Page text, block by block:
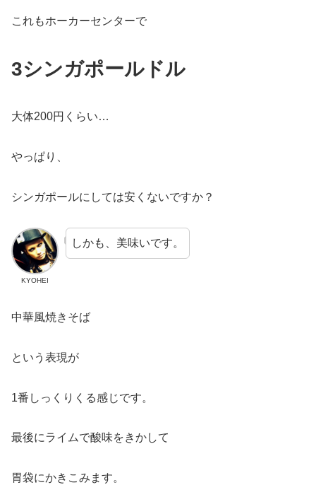
これもホーカーセンターで
3シンガポールドル
大体200円くらい…
やっぱり、
シンガポールにしては安くないですか？
KYOHEI
しかも、美味いです。
中華風焼きそば
という表現が
1番しっくりくる感じです。
最後にライムで酸味をきかして
胃袋にかきこみます。